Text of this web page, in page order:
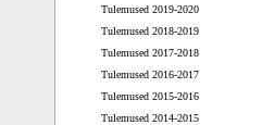
Tulemused 2019-2020
Tulemused 2018-2019
Tulemused 2017-2018
Tulemused 2016-2017
Tulemused 2015-2016
Tulemused 2014-2015